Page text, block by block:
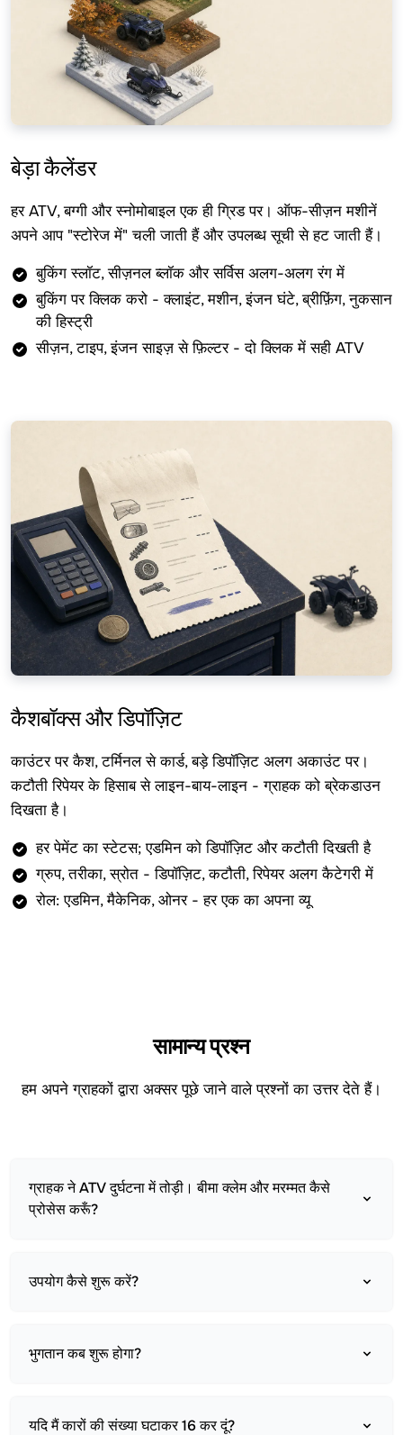
बेड़ा कैलेंडर
हर ATV, बग्गी और स्नोमोबाइल एक ही ग्रिड पर। ऑफ-सीज़न मशीनें
अपने आप "स्टोरेज में" चली जाती हैं और उपलब्ध सूची से हट जाती हैं।
बुकिंग स्लॉट, सीज़नल ब्लॉक और सर्विस अलग-अलग रंग में
बुकिंग पर क्लिक करो - क्लाइंट, मशीन, इंजन घंटे, ब्रीफ़िंग, नुकसान
की हिस्ट्री
सीज़न, टाइप, इंजन साइज़ से फ़िल्टर - दो क्लिक में सही ATV
कैशबॉक्स और डिपॉज़िट
काउंटर पर कैश, टर्मिनल से कार्ड, बड़े डिपॉज़िट अलग अकाउंट पर।
कटौती रिपेयर के हिसाब से लाइन-बाय-लाइन - ग्राहक को ब्रेकडाउन
दिखता है।
हर पेमेंट का स्टेटस; एडमिन को डिपॉज़िट और कटौती दिखती है
ग्रुप, तरीका, स्रोत - डिपॉज़िट, कटौती, रिपेयर अलग कैटेगरी में
रोल: एडमिन, मैकेनिक, ओनर - हर एक का अपना व्यू
सामान्य प्रश्न
हम अपने ग्राहकों द्वारा अक्सर पूछे जाने वाले प्रश्नों का उत्तर देते हैं।
ग्राहक ने ATV दुर्घटना में तोड़ी। बीमा क्लेम और मरम्मत कैसे
प्रोसेस करूँ?
उपयोग कैसे शुरू करें?
भुगतान कब शुरू होगा?
यदि मैं कारों की संख्या घटाकर 16 कर दूं?